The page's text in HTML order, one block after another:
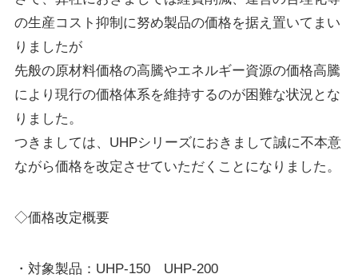
の生産コスト抑制に努め製品の価格を据え置いてまい
りましたが
先般の原材料価格の高騰やエネルギー資源の価格高騰
により現行の価格体系を維持するのが困難な状況とな
りました。
つきましては、UHPシリーズにおきまして誠に不本意
ながら価格を改定させていただくことになりました。
◇価格改定概要
・対象製品：UHP-150 UHP-200